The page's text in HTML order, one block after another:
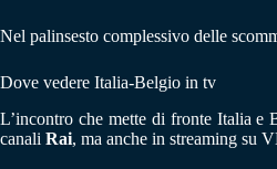
Nel palinsesto complessivo delle
Dove vedere Italia-Belgio in tv
L’incontro che mette di fronte Italia e
canali Rai, ma anche in streaming su